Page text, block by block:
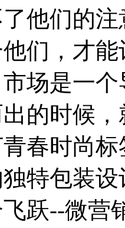
他们的
们，才
场是一
的时候
时尚标
特包装
跃--微营